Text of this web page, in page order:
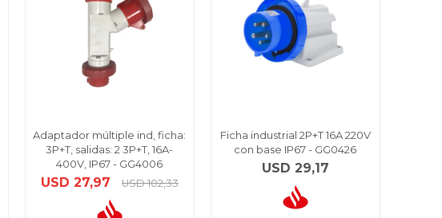
Adaptador múltiple ind, ficha:
3P+T, salidas: 2 3P+T, 16A-
400V, IP67 - GG4006
USD 27,97 USD 102,33
Ficha industrial 2P+T 16A 220V
con base IP67 - GG0426
USD 29,17